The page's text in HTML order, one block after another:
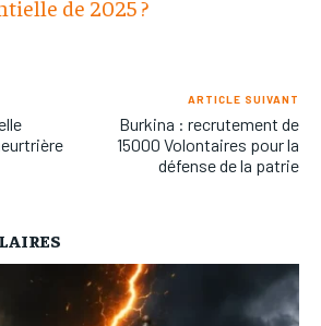
de 2025 ?
ARTICLE SUIVANT
Burkina : recrutement de
15000 Volontaires pour la
défense de la patrie